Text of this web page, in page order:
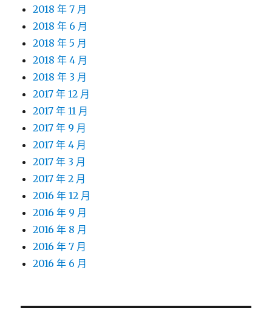
2018 年 7 月
2018 年 6 月
2018 年 5 月
2018 年 4 月
2018 年 3 月
2017 年 12 月
2017 年 11 月
2017 年 9 月
2017 年 4 月
2017 年 3 月
2017 年 2 月
2016 年 12 月
2016 年 9 月
2016 年 8 月
2016 年 7 月
2016 年 6 月